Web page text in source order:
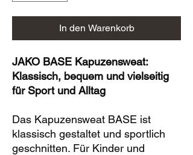
In den Warenkorb
JAKO BASE Kapuzensweat:
Klassisch, bequem und vielseitig
für Sport und Alltag
Das Kapuzensweat BASE ist
klassisch gestaltet und sportlich
geschnitten. Für Kinder und